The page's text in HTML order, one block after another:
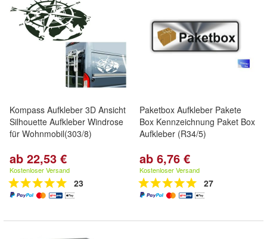
Kompass Aufkleber 3D Ansicht
Silhouette Aufkleber Windrose
für Wohnmobil(303/8)
ab 22,53 €
Kostenloser Versand
23
Paketbox Aufkleber Pakete
Box Kennzeichnung Paket Box
Aufkleber (R34/5)
ab 6,76 €
Kostenloser Versand
27